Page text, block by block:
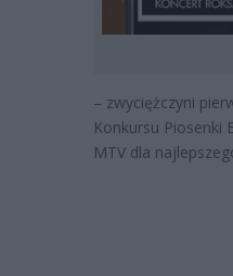
– zwyciężczyni
Konkursu Piosenki
MTV dla